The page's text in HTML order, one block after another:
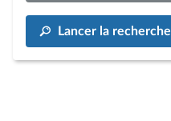
Lancer la recherche